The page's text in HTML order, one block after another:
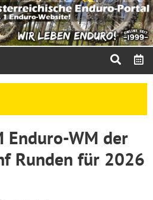
Enduro-WM der
Runden für 2026